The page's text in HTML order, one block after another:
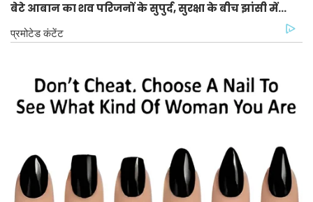
बेटे आबान का शव परिजनों के सुपुर्द, सुरक्षा के बीच झांसी में
प्रक्रिया पूरी